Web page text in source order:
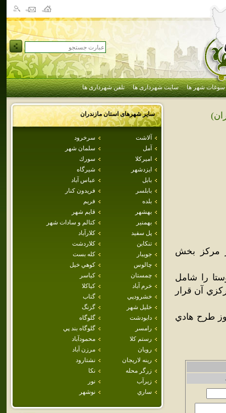
سوغات شهر ها سایت شهرداری ها تلفن شهرداری ها
سایر شهرهای استانمازندران
آلاشت
سرخرود
آمل
سلمان شهر
اميركلا
سورك
ايزدشهر
شيرگاه
بابل
عباس آباد
بابلسر
فريدون كنار
بلده
فريم
بهشهر
قايم شهر
بهمنير
كتالم و سادات شهر
پل سفيد
كلارآباد
تنكابن
كلاردشت
جويبار
كله بست
چالوس
كوهي خيل
چمستان
كياسر
خرم آباد
كياكلا
خشرودپي
گتاب
خليل شهر
گزنگ
دابودشت
گلوگاه
رامسر
گلوگاه بند پي
رستم كلا
محمودآباد
رويان
مرزن آباد
رينه لاريجان
نشتارود
زرگر محله
نكا
زيرآب
نور
ساري
نوشهر
مرکز بخش
جنوب شهر بابل واقع شده‌است و بيش از 33 روستا را شامل
آن قرار
طرح هادي